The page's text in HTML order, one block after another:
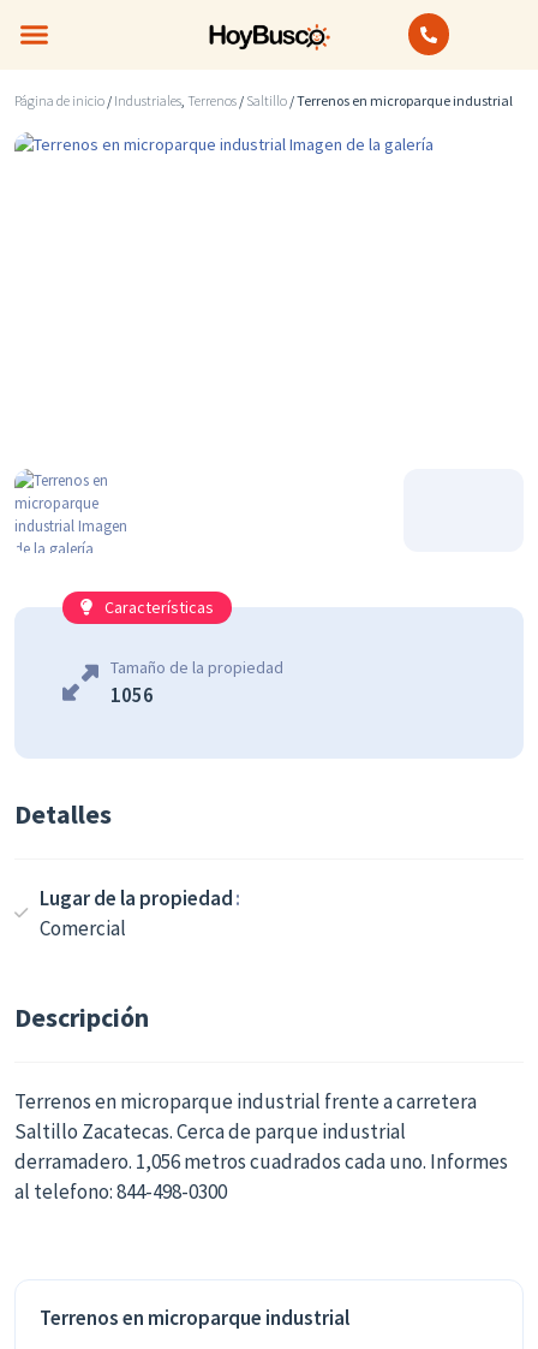
Página de inicio / Industriales Terrenos / Saltillo / Terrenos en microparque industrial
Características
Tamaño de la propiedad
1056
Detalles
Lugar de la propiedad
Comercial
Descripción
Terrenos en microparque industrial frente a carretera
Saltillo Zacatecas. Cerca de parque industrial
derramadero. 1,056 metros cuadrados cada uno. Informes
al telefono: 844-498-0300
Terrenos en microparque industrial